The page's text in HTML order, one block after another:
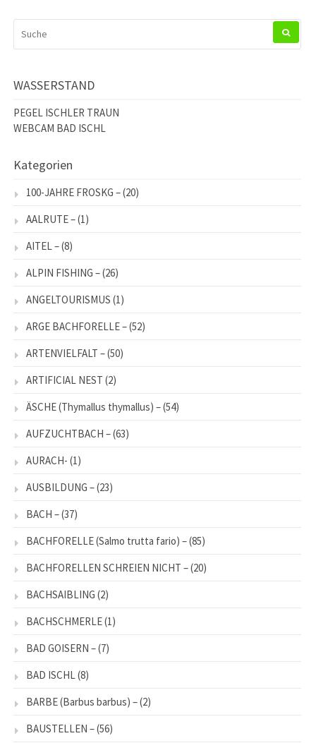
NACH:
WASSERSTAND
PEGEL ISCHLER TRAUN
WEBCAM BAD ISCHL
Kategorien
100-JAHRE FROSKG –(20)
AALRUTE –(1)
AITEL –(8)
ALPIN FISHING –(26)
ANGELTOURISMUS (1)
ARGE BACHFORELLE –(52)
ARTENVIELFALT –(50)
ARTIFICIAL NEST (2)
ÄSCHE (Thymallus thymallus) –(54)
AUFZUCHTBACH –(63)
AURACH- (1)
AUSBILDUNG –(23)
BACH –(37)
BACHFORELLE (Salmo trutta fario) –(85)
BACHFORELLEN SCHREIEN NICHT –(20)
BACHSAIBLING (2)
BACHSCHMERLE(1)
BAD GOISERN –(7)
BAD ISCHL (8)
BARBE (Barbus barbus) –(2)
BAUSTELLEN –(56)